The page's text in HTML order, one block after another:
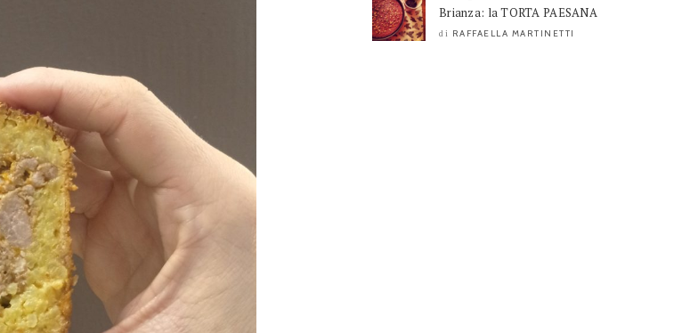
Brianza: la TORTA PAESANA
di RAFFAELLA MARTINETTI